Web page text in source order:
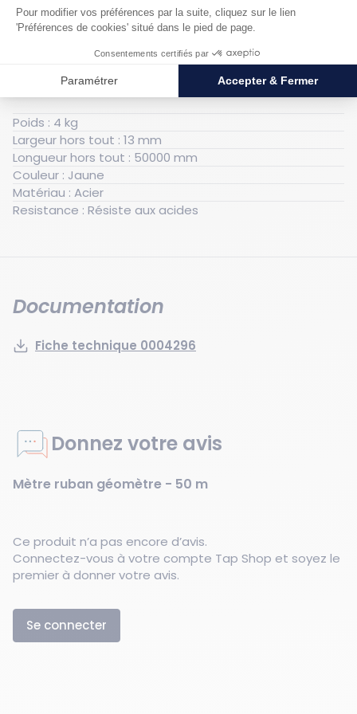
Caractéristiques techniques
Poids : 4 kg
Largeur hors tout : 13 mm
Longueur hors tout : 50000 mm
Couleur : Jaune
Matériau : Acier
Resistance : Résiste aux acides
Documentation
Fiche technique 0004296
Donnez votre avis
Mètre ruban géomètre - 50 m
Ce produit n’a pas encore d’avis.
Connectez-vous à votre compte Tap Shop et soyez le
premier à donner votre avis.
Se connecter